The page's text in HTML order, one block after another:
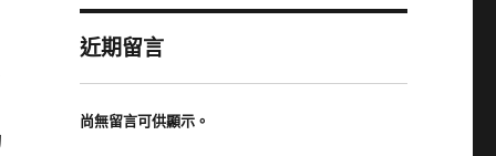
近期留言
尚無留言可供顯示。